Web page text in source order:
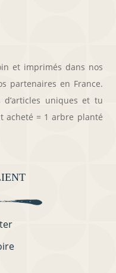
et imprimés dans nos
partenaires en France.
d’articles uniques et tu
acheté = 1 arbre planté